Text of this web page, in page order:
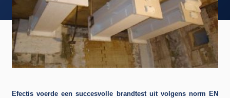
Efectis voerde een succesvolle brandtest uit volgens norm EN